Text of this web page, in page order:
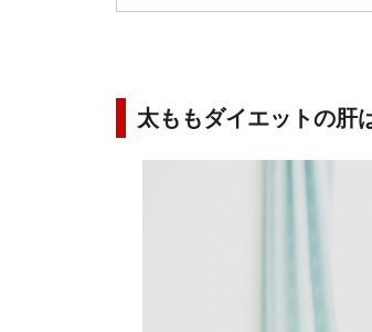
太ももダイエットの肝